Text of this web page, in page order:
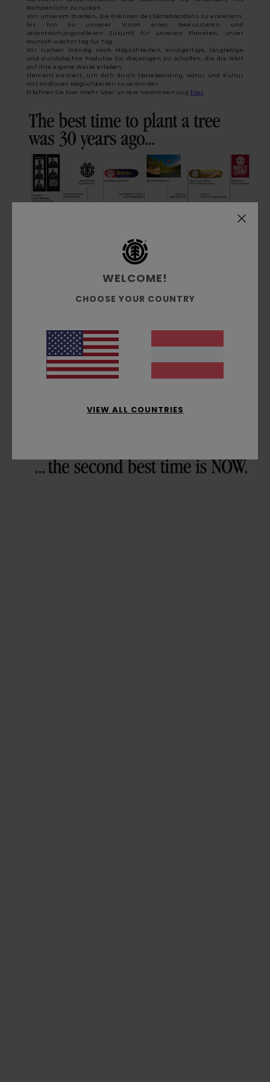
Rampenlicht zu rücken.
Von unserem Streben, die Grenzen des Skateboardens zu erweitern,
bis hin zu unserer Vision einer bewussteren und
verantwortungsvolleren Zukunft für unseren Planeten, unser
Wunsch wächst Tag für Tag.
Wir suchen ständig nach Möglichkeiten, einzigartige, langlebige
und durchdachte Produkte für diejenigen zu schaffen, die die Welt
auf ihre eigene Weise erleben.
Element existiert, um dich durch Skateboarding, Natur und Kultur
mit endlosen Möglichkeiten zu verbinden.
Erfahren Sie hier mehr über unsere Verantwortung hier
WELCOME!
CHOOSE YOUR COUNTRY
VIEW ALL COUNTRIES